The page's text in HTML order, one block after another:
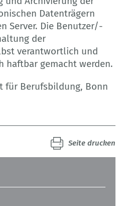
Datenträgern
Server. Die Benutzer/-
der
verantwortlich und
haftbar gemacht werden.
für Berufsbildung, Bonn
Seite drucken